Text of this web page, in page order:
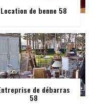
Location de benne 58
de débarras
58